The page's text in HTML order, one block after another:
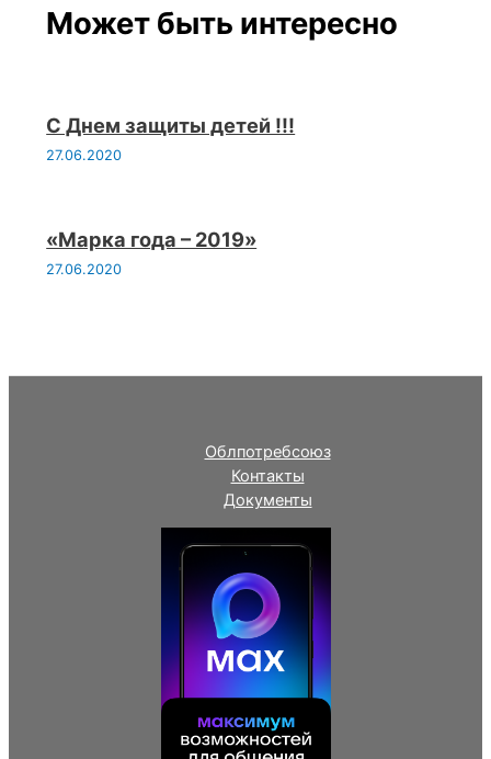
Может быть интересно
С Днем защиты детей !!!
27.06.2020
«Марка года – 2019»
27.06.2020
Облпотребсоюз
Контакты
Документы